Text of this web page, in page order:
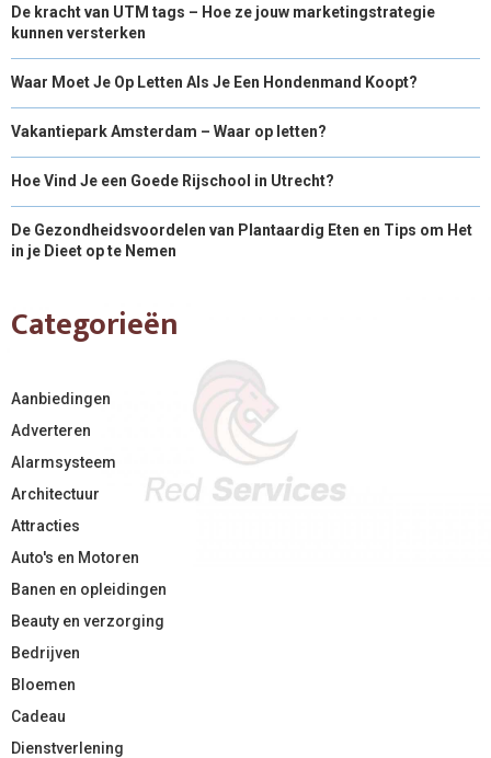
De kracht van UTM tags – Hoe ze jouw marketingstrategie
kunnen versterken
Waar Moet Je Op Letten Als Je Een Hondenmand Koopt?
Vakantiepark Amsterdam – Waar op letten?
Hoe Vind Je een Goede Rijschool in Utrecht?
De Gezondheidsvoordelen van Plantaardig Eten en Tips om Het
in je Dieet op te Nemen
Categorieën
Aanbiedingen
Adverteren
Alarmsysteem
Architectuur
Attracties
Auto's en Motoren
Banen en opleidingen
Beauty en verzorging
Bedrijven
Bloemen
Cadeau
Dienstverlening